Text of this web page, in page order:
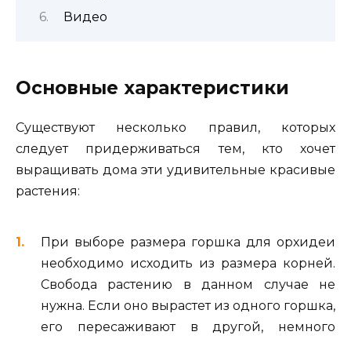
Видео
Основные характеристики
Существуют несколько правил, которых
следует придерживаться тем, кто хочет
выращивать дома эти удивительные красивые
растения:
При выборе размера горшка для орхидеи
необходимо исходить из размера корней.
Свобода растению в данном случае не
нужна. Если оно вырастет из одного горшка,
его пересаживают в другой, немного